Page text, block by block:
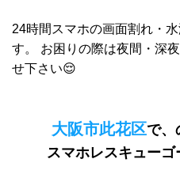
24時間スマホの画面割れ・
す。 お困りの際は夜間・深
せ下さい😌
大阪市此花区で、
スマホレスキューゴ